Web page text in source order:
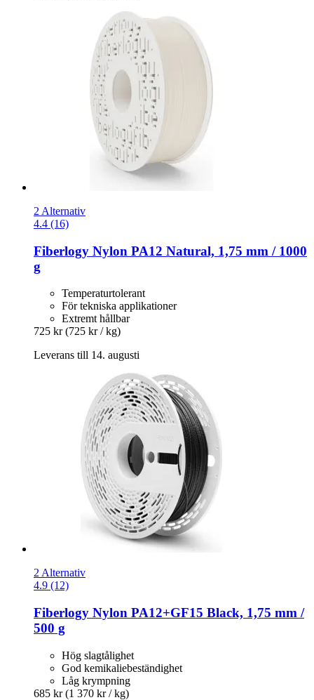
2 Alternativ
4.4 (16)
Fiberlogy Nylon PA12 Natural, 1,75 mm / 1000
g
Temperaturtolerant
För tekniska applikationer
Extremt hållbar
725 kr (725 kr / kg)
Leverans till 14. augusti
2 Alternativ
4.9 (12)
Fiberlogy Nylon PA12+GF15 Black, 1,75 mm /
500 g
Hög slagtålighet
God kemikaliebeständighet
Låg krympning
685 kr (1 370 kr / kg)